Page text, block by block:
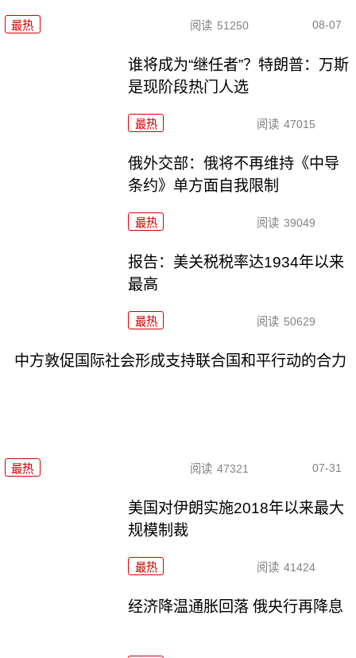
最热 阅读 51250 08-07
谁将成为“继任者”？特朗普：万斯
是现阶段热门人选
最热 阅读 47015
俄外交部：俄将不再维持《中导
条约》单方面自我限制
最热 阅读 39049
报告：美关税税率达1934年以来
最高
最热 阅读 50629
中方敦促国际社会形成支持联合国和平行动的合力
最热 阅读 47321 07-31
美国对伊朗实施2018年以来最大
规模制裁
最热 阅读 41424
经济降温通胀回落 俄央行再降息